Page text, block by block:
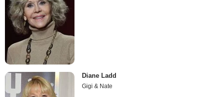
Diane Ladd
Gigi & Nate